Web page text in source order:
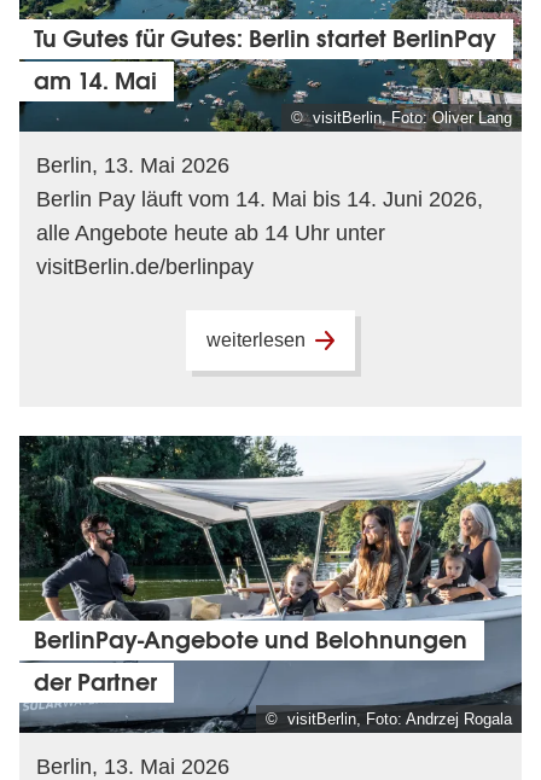
© visitBerlin, Foto: Oliver Lang
Tu Gutes für Gutes: Berlin startet BerlinPay
am 14. Mai
Berlin, 13. Mai 2026
Berlin Pay läuft vom 14. Mai bis 14. Juni 2026,
alle Angebote heute ab 14 Uhr unter
visitBerlin.de/berlinpay
weiterlesen
© visitBerlin, Foto: Andrzej Rogala
BerlinPay-Angebote und Belohnungen
der Partner
Berlin, 13. Mai 2026